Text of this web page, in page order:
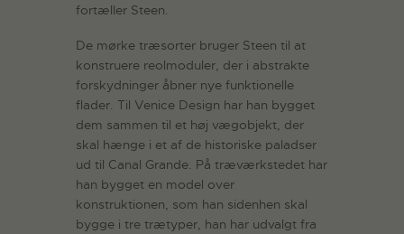
fortæller Steen.
De mørke træsorter bruger Steen til at
konstruere reolmoduler, der i abstrakte
forskydninger åbner nye funktionelle
flader. Til Venice Design har han bygget
dem sammen til et høj vægobjekt, der
skal hænge i et af de historiske paladser
ud til Canal Grande. På træværkstedet har
han bygget en model over
konstruktionen, som han sidenhen skal
bygge i tre trætyper, han har udvalgt fra